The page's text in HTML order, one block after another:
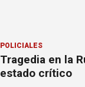
POLICIALES
Tragedia en la
estado crítico